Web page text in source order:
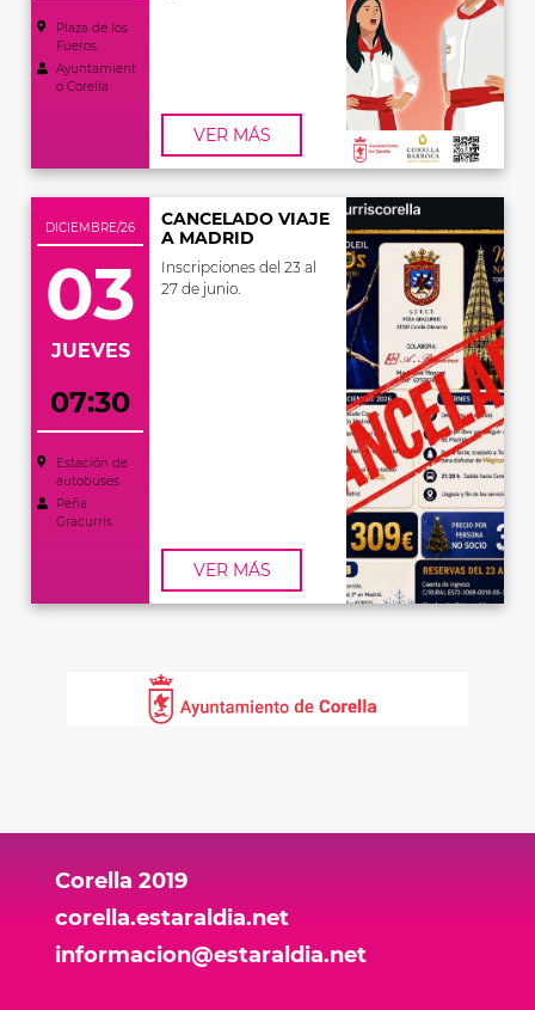
Plaza de los
Fueros
Ayuntamient
o Corella
VER MÁS
DICIEMBRE/26
03
JUEVES
07:30
Estación de
autobuses
Peña
Gracurris
CANCELADO VIAJE
A MADRID
Inscripciones del 23 al
27 de junio.
VER MÁS
Corella 2019
corella.estaraldia.net
informacion@estaraldia.net